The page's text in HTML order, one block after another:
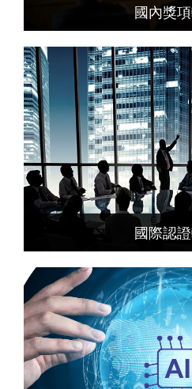
國內獎
國際認